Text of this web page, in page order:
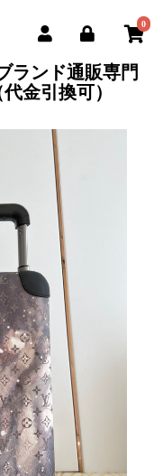
0
ランド通販専門
金引換可）